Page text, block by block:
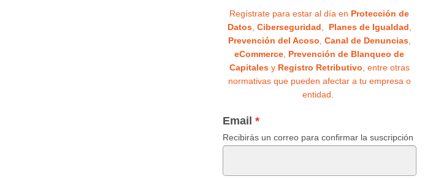
Regístrate para estar al día en Protección de
Datos, Ciberseguridad, Planes de Igualdad,
Prevención del Acoso, Canal de Denuncias,
eCommerce, Prevención de Blanqueo de
Capitalesy Registro Retributivo, entre otras
normativas que pueden afectar a tu empresa o
entidad.
Email
Recibirás un correo para confirmar la suscripción